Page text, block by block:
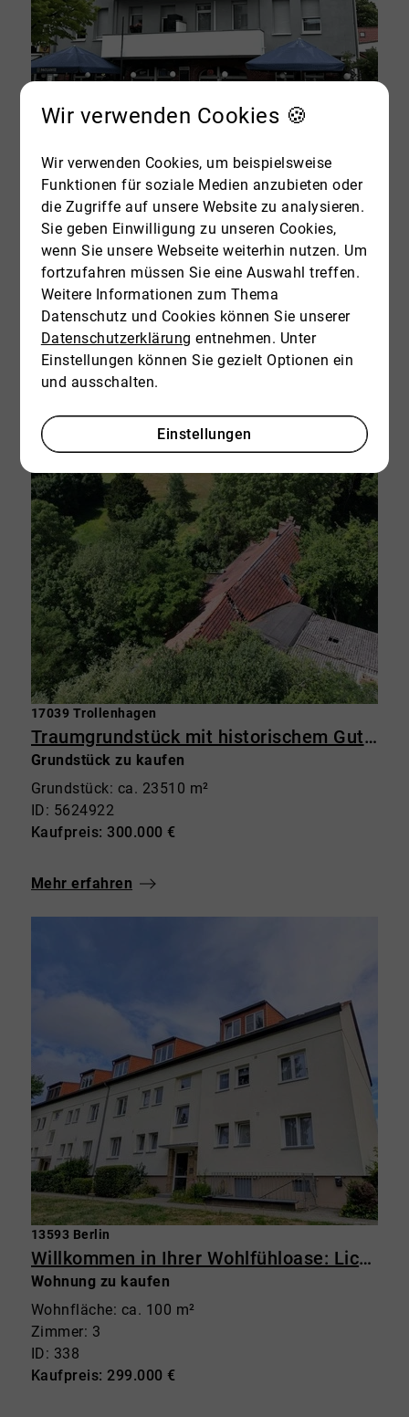
Zinshaus / Renditeobjekt zu kaufen
Wohnfläche: ca. 507,87 m²
Grundstück: ca. 665 m²
Zimmer: 30
ID: 26MKBMA41V1
Kaufpreis: 2.390.000 €
Mehr erfahren
17039 Trollenhagen
Traumgrundstück mit historischem Gutshaus – 23.500 m² Grundstück mit Potenzial in Trollenhagen
Grundstück zu kaufen
Grundstück: ca. 23510 m²
ID: 5624922
Kaufpreis: 300.000 €
Mehr erfahren
13593 Berlin
Willkommen in Ihrer Wohlfühloase: Lichtdurchflutete 3-Zimmer-Wohnung im Grünen mit Balkon
Wohnung zu kaufen
Wohnfläche: ca. 100 m²
Zimmer: 3
ID: 338
Kaufpreis: 299.000 €
Wir verwenden Cookies 🍪
Wir verwenden Cookies, um beispielsweise
Funktionen für soziale Medien anzubieten oder
die Zugriffe auf unsere Website zu analysieren.
Sie geben Einwilligung zu unseren Cookies,
wenn Sie unsere Webseite weiterhin nutzen. Um
fortzufahren müssen Sie eine Auswahl treffen.
Weitere Informationen zum Thema
Datenschutz und Cookies können Sie unserer
Datenschutzerklärung entnehmen. Unter
Einstellungen können Sie gezielt Optionen ein
und ausschalten.
Einstellungen